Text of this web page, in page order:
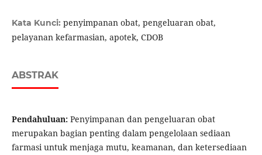
Kata Kunci: penyimpanan obat, pengeluaran obat,
pelayanan kefarmasian, apotek, CDOB
ABSTRAK
Pendahuluan: Penyimpanan dan pengeluaran obat
merupakan bagian penting dalam pengelolaan sediaan
farmasi untuk menjaga mutu, keamanan, dan ketersediaan